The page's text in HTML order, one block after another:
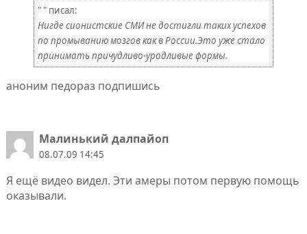
" " писал:
Нигде сионистские СМИ не достигли таких успехов
по промыванию мозгов как в России.Это уже стало
принимать причудливо-уродливые формы.
аноним педораз подпишись
Малинький далпайоп
08.07.09 14:45
Я ещё видео видел. Эти амеры потом первую помощь
оказывали.